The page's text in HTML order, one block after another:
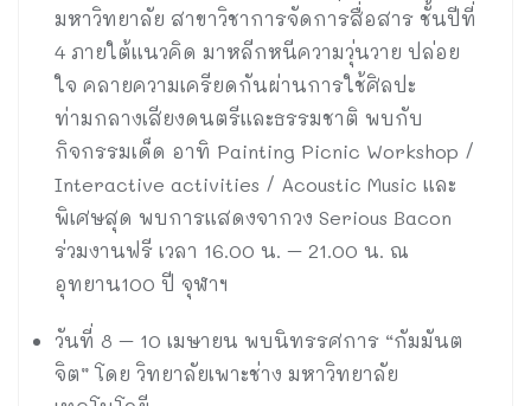
มหาวิทยาลัย สาขาวิชาการจัดการสื่อสาร ชั้นปีที่
4 ภายใต้แนวคิด มาหลีกหนีความวุ่นวาย ปล่อย
ใจ คลายความเครียดกันผ่านการใช้ศิลปะ
ท่ามกลางเสียงดนตรีและธรรมชาติ พบกับ
กิจกรรมเด็ด อาทิ Painting Picnic Workshop /
Interactive activities / Acoustic Music และ
พิเศษสุด พบการแสดงจากวง Serious Bacon
ร่วมงานฟรี เวลา 16.00 น. – 21.00 น. ณ
อุทยาน100 ปี จุฬาฯ
วันที่ 8 – 10 เมษายน พบนิทรรศการ “กัมมันต
จิต” โดย วิทยาลัยเพาะช่าง มหาวิทยาลัย